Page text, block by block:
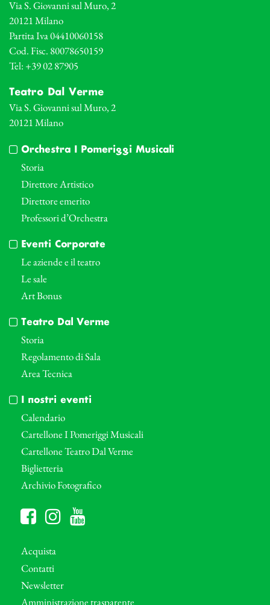
Via S. Giovanni sul Muro, 2
20121 Milano
Partita Iva 04410060158
Cod. Fisc. 80078650159
Tel: +39 02 87905
Teatro Dal Verme
Via S. Giovanni sul Muro, 2
20121 Milano
Orchestra I Pomeriggi Musicali
Storia
Direttore Artistico
Direttore emerito
Professori d’Orchestra
Eventi Corporate
Le aziende e il teatro
Le sale
Art Bonus
Teatro Dal Verme
Storia
Regolamento di Sala
Area Tecnica
I nostri eventi
Calendario
Cartellone I Pomeriggi Musicali
Cartellone Teatro Dal Verme
Biglietteria
Archivio Fotografico
Acquista
Contatti
Newsletter
Amministrazione trasparente